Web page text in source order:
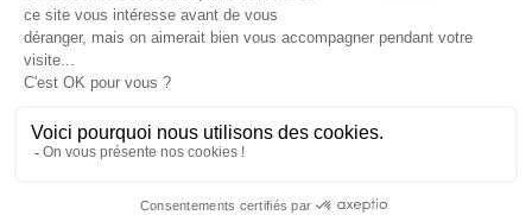
Conditions générales
Politique de confidentialité
de Tirlemont 156, 5030 Gembloux / Brusselsesteenweg 599,3090